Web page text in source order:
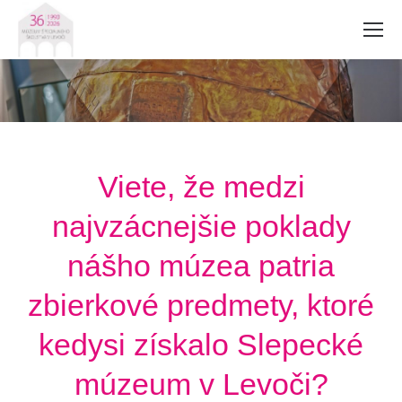
Viete, že medzi
najvzácnejšie poklady
nášho múzea patria
zbierkové predmety, ktoré
kedysi získalo Slepecké
múzeum v Levoči?